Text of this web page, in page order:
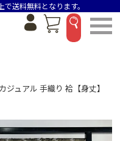
送料無料となります。
ジュアル 手織り 袷【身丈】